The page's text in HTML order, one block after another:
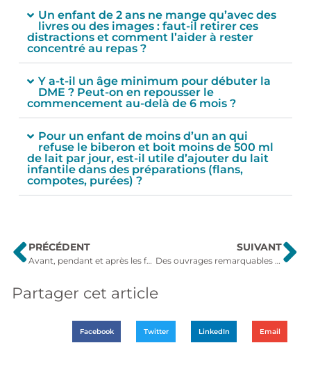
Un enfant de 2 ans ne mange qu’avec des
livres ou des images : faut-il retirer ces
distractions et comment l’aider à rester
concentré au repas ?
Y a-t-il un âge minimum pour débuter la
DME ? Peut-on en repousser le
commencement au-delà de 6 mois ?
Pour un enfant de moins d’un an qui
refuse le biberon et boit moins de 500 ml
de lait par jour, est-il utile d’ajouter du lait
infantile dans des préparations (flans,
compotes, purées) ?
PRÉCÉDENT
Avant, pendant et après les fêtes, je trie mes déchets
SUIVANT
Des ouvrages remarquables accessibles en un clic !
Partager cet article
Facebook Twitter LinkedIn Email